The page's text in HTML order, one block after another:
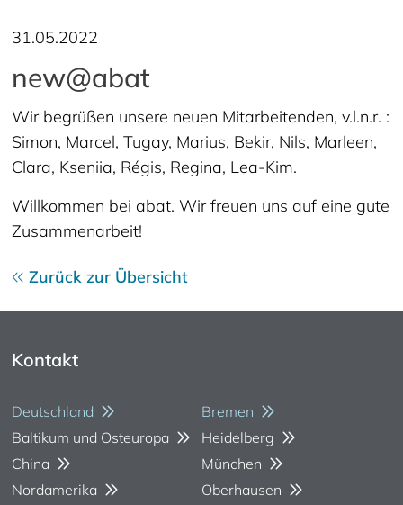
31.05.2022
new@abat
Wir begrüßen unsere neuen Mitarbeitenden, v.l.n.r. :
Simon, Marcel, Tugay, Marius, Bekir, Nils, Marleen,
Clara, Kseniia, Régis, Regina, Lea-Kim.
Willkommen bei abat. Wir freuen uns auf eine gute
Zusammenarbeit!
Zurück zur Übersicht
Kontakt
Deutschland
Baltikum und Osteuropa
China
Nordamerika
Bremen
Heidelberg
München
Oberhausen